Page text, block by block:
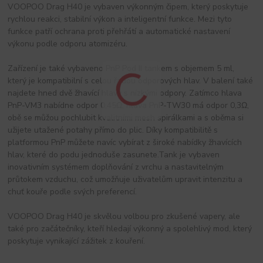
VOOPOO Drag H40 je vybaven výkonným čipem, který poskytuje
rychlou reakci, stabilní výkon a inteligentní funkce. Mezi tyto
funkce patří ochrana proti přehřátí a automatické nastavení
výkonu podle odporu atomizéru.
Zařízení je také vybaveno PnP Pod II tankem s objemem 5 ml,
který je kompatibilní s celou řadou odporových hlav. V balení také
najdete hned dvě žhavící hlavy s nízkými odpory. Zatímco hlava
PnP-VM3 nabídne odpor 0,45Ω, hlava PnP-TW30 má odpor 0,3Ω,
obě se můžou pochlubit kvalitními mesh spirálkami a s oběma si
užijete utažené potahy přímo do plic. Díky kompatibilitě s
platformou PnP můžete navíc vybírat z široké nabídky žhavících
hlav, které do podu jednoduše zasunete.Tank je vybaven
inovativním systémem doplňování z vrchu a nastavitelným
průtokem vzduchu, což umožňuje uživatelům upravit intenzitu a
chuť kouře podle svých preferencí.
VOOPOO Drag H40 je skvělou volbou pro zkušené vapery, ale
také pro začátečníky, kteří hledají výkonný a spolehlivý mod, který
poskytuje vynikající zážitek z kouření.